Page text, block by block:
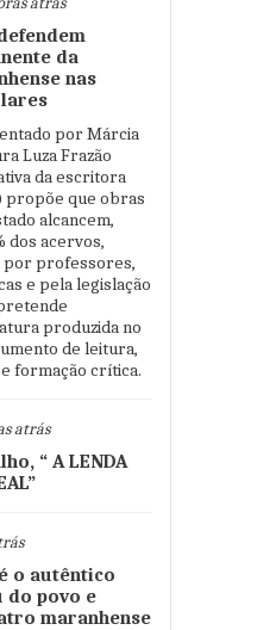
da
nas
por Márcia
Luza Frazão
da escritora
propõe que obras
alcancem,
dos acervos,
por professores,
e pela legislação
produzida no
de leitura,
formação crítica.
atrás
“ A LENDA
o autêntico
do povo e
maranhense